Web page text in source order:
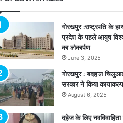
गोरखपुर :राष्ट्रपति के
प्रदेश के पहले आयुष
का लोकार्पण
June 3, 2025
गोरखपुर : बदहाल
सरकार ने किया कायाकल्प
August 6, 2025
दहेज के लिए नवविवाहिता